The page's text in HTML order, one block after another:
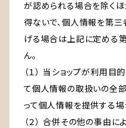
が認められる場合を除く
得ないで、個人情報を第三
げる場合は上記に定める
ん。
（１） 当ショップが利用
て個人情報の取扱いの全
って個人情報を提供する
（２） 合併その他の事由